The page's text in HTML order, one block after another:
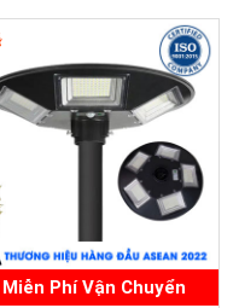
Miễn Phí Vận Chuyển